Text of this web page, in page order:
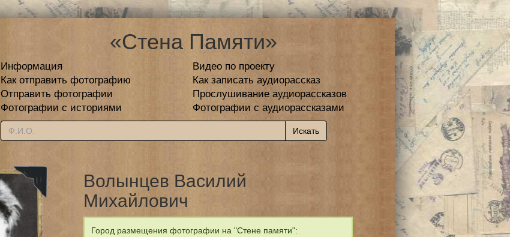
«Стена Памяти»
Информация
Видео по проекту
Как отправить фотографию
Как записать аудиорассказ
Отправить фотографии
Прослушивание аудиорассказов
Фотографии с историями
Фотографии с аудиорассказами
Волынцев Василий
Михайлович
Город размещения фотографии на "Стене памяти":